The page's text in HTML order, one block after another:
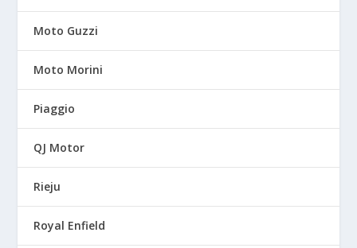
Moto Guzzi
Moto Morini
Piaggio
QJ Motor
Rieju
Royal Enfield